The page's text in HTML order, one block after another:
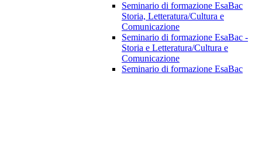
Seminario di formazione EsaBac
Storia, Letteratura/Cultura e
Comunicazione
Seminario di formazione EsaBac -
Storia e Letteratura/Cultura e
Comunicazione
Seminario di formazione EsaBac